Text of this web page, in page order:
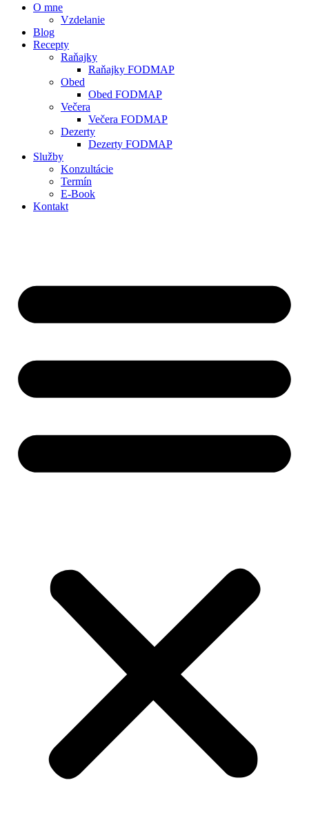
O mne
Vzdelanie
Blog
Recepty
Raňajky
Raňajky FODMAP
Obed
Obed FODMAP
Večera
Večera FODMAP
Dezerty
Dezerty FODMAP
Služby
Konzultácie
Termín
E-Book
Kontakt